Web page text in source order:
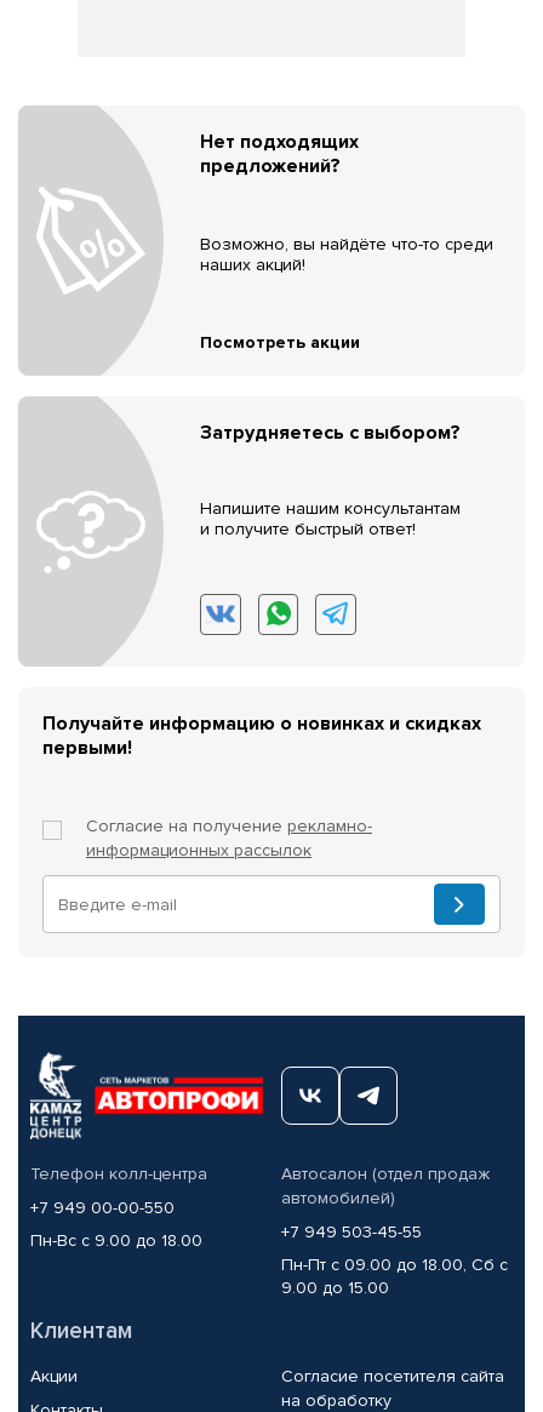
Нет подходящих
предложений?
Возможно, вы найдёте что-то среди
наших акций!
Посмотреть акции
Затрудняетесь с выбором?
Напишите нашим консультантам
и получите быстрый ответ!
Получайте информацию о новинках и скидках
первыми!
Согласие на получение рекламно-
информационных рассылок
Телефон колл-центра
+7 949 00-00-550
Пн-Вс с 9.00 до 18.00
Автосалон (отдел продаж
автомобилей)
+7 949 503-45-55
Пн-Пт с 09.00 до 18.00, Сб с
9.00 до 15.00
Клиентам
Акции
Согласие посетителя сайта
на обработку